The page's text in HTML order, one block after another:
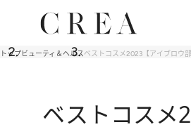
トップビューティ＆ヘルスベストコスメ2023【アイブロウ
ベストコスメ